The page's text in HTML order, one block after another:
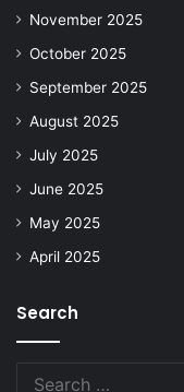
November 2025
October 2025
September 2025
August 2025
July 2025
June 2025
May 2025
April 2025
Search